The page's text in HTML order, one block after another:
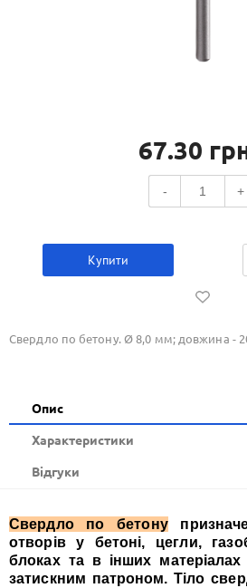
67.30
- +
Купити
Свердло по бетону. Ø 8,0 мм; довжина -
Опис
Xарактеристики
Відгуки
Свердло по бетону
отворів у бетоні, цегли,
блоках та в інших
затискним патроном. Тіло